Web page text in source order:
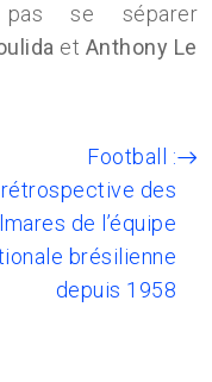
se séparer
et Anthony Le
Football :
rétrospective des
de l’équipe
brésilienne
depuis 1958